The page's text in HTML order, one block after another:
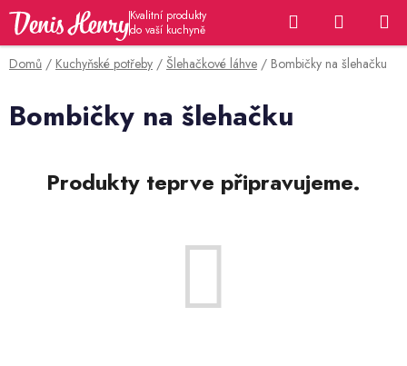
Přejít
obsah
Hledat
KOŠÍK
Domů / Kuchyňské potřeby / Šlehačkové láhve / Bombičky na šlehačku
Bombičky na šlehačku
Produkty teprve připravujeme.